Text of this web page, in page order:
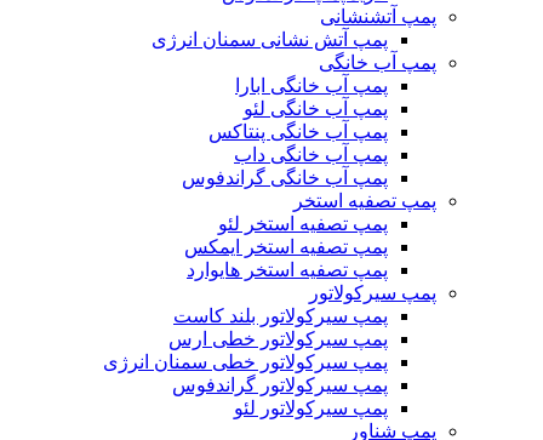
پمپ آتشنشانی
پمپ آتش نشانی سمنان انرژی
پمپ آب خانگی
پمپ آب خانگی ابارا
پمپ آب خانگی لئو
پمپ آب خانگی پنتاکس
پمپ آب خانگی داب
پمپ آب خانگی گراندفوس
پمپ تصفیه استخر
پمپ تصفیه استخر لئو
پمپ تصفیه استخر ایمکس
پمپ تصفیه استخر هایوارد
پمپ سیرکولاتور
پمپ سیرکولاتور بلند کاست
پمپ سیرکولاتور خطی ارس
پمپ سیرکولاتور خطی سمنان انرژی
پمپ سیرکولاتور گراندفوس
پمپ سیرکولاتور لئو
پمپ شناور